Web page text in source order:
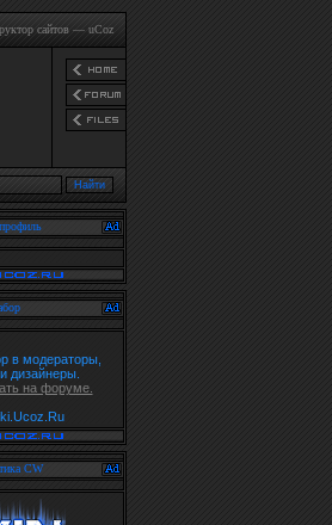
сайтов — uCoz
в модераторы,
дизайнеры.
на форуме.
CW